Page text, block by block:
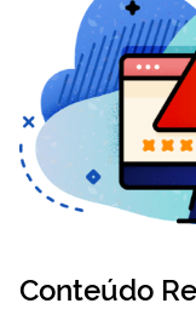
Conteúdo